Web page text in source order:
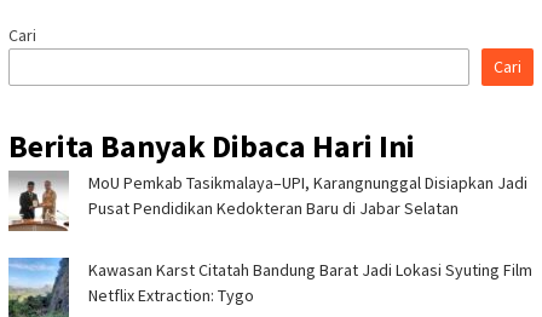
Cari
Cari
Berita Banyak Dibaca Hari Ini
MoU Pemkab Tasikmalaya–UPI, Karangnunggal Disiapkan Jadi
Pusat Pendidikan Kedokteran Baru di Jabar Selatan
Kawasan Karst Citatah Bandung Barat Jadi Lokasi Syuting Film
Netflix Extraction: Tygo